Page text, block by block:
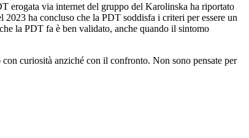
erogata via internet del gruppo del Karolinska ha riportato
2023 ha concluso che la PDT soddisfa i criteri per essere un
la PDT fa è ben validato, anche quando il sintomo
curiosità anziché con il confronto. Non sono pensate per